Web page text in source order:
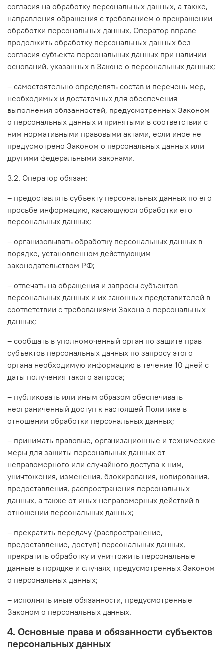
согласия на обработку персональных данных, а также,
направления обращения с требованием о прекращении
обработки персональных данных, Оператор вправе
продолжить обработку персональных данных без
согласия субъекта персональных данных при наличии
оснований, указанных в Законе о персональных данных;
– самостоятельно определять состав и перечень мер,
необходимых и достаточных для обеспечения
выполнения обязанностей, предусмотренных Законом
о персональных данных и принятыми в соответствии с
ним нормативными правовыми актами, если иное не
предусмотрено Законом о персональных данных или
другими федеральными законами.
3.2. Оператор обязан:
– предоставлять субъекту персональных данных по его
просьбе информацию, касающуюся обработки его
персональных данных;
– организовывать обработку персональных данных в
порядке, установленном действующим
законодательством РФ;
– отвечать на обращения и запросы субъектов
персональных данных и их законных представителей в
соответствии с требованиями Закона о персональных
данных;
– сообщать в уполномоченный орган по защите прав
субъектов персональных данных по запросу этого
органа необходимую информацию в течение 10 дней с
даты получения такого запроса;
– публиковать или иным образом обеспечивать
неограниченный доступ к настоящей Политике в
отношении обработки персональных данных;
– принимать правовые, организационные и технические
меры для защиты персональных данных от
неправомерного или случайного доступа к ним,
уничтожения, изменения, блокирования, копирования,
предоставления, распространения персональных
данных, а также от иных неправомерных действий в
отношении персональных данных;
– прекратить передачу (распространение,
предоставление, доступ) персональных данных,
прекратить обработку и уничтожить персональные
данные в порядке и случаях, предусмотренных Законом
о персональных данных;
– исполнять иные обязанности, предусмотренные
Законом о персональных данных.
4. Основные права и обязанности субъектов
персональных данных